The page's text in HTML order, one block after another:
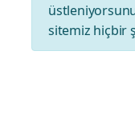
sitemiz hiçbir